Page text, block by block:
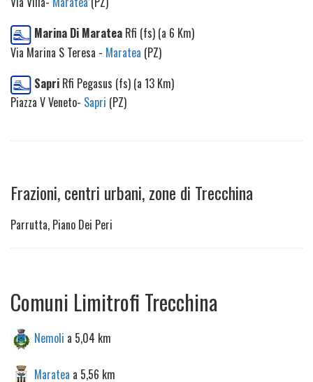
Marina Di Maratea Rfi (fs) (a 6 Km)
Via Marina S Teresa - Maratea (PZ)
Sapri Rfi Pegasus (fs) (a 13 Km)
Piazza V Veneto- Sapri (PZ)
Frazioni, centri urbani, zone di Trecchina
Parrutta, Piano Dei Peri
Comuni Limitrofi Trecchina
Nemoli a 5,04 km
Maratea a 5,56 km